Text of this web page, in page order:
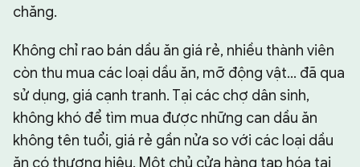
chăng.
Không chỉ rao bán dầu ăn giá rẻ, nhiều thành viên
còn thu mua các loại dầu ăn, mỡ động vật… đã qua
sử dụng, giá cạnh tranh. Tại các chợ dân sinh,
không khó để tìm mua được những can dầu ăn
không tên tuổi, giá rẻ gần nửa so với các loại dầu
ăn có thương hiệu. Một chủ cửa hàng tạp hóa tại